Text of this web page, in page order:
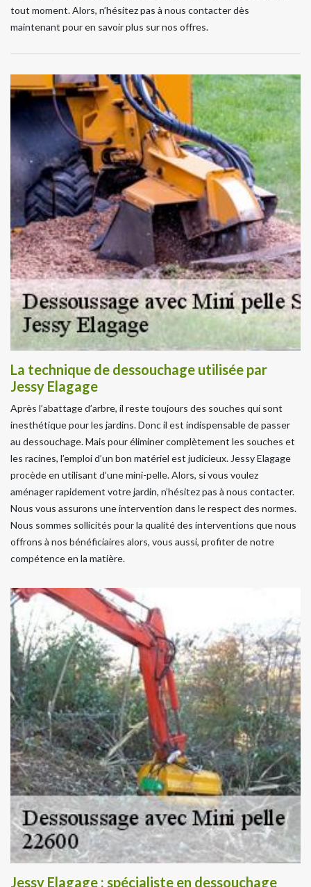
tout moment. Alors, n’hésitez pas à nous contacter dès
maintenant pour en savoir plus sur nos offres.
La technique de dessouchage utilisée par
Jessy Elagage
Après l’abattage d’arbre, il reste toujours des souches qui sont
inesthétique pour les jardins. Donc il est indispensable de passer
au dessouchage. Mais pour éliminer complètement les souches et
les racines, l’emploi d’un bon matériel est judicieux. Jessy Elagage
procède en utilisant d’une mini-pelle. Alors, si vous voulez
aménager rapidement votre jardin, n’hésitez pas à nous contacter.
Nous vous assurons une intervention dans le respect des normes.
Nous sommes sollicités pour la qualité des interventions que nous
offrons à nos bénéficiaires alors, vous aussi, profiter de notre
compétence en la matière.
Jessy Elagage : spécialiste en dessouchage